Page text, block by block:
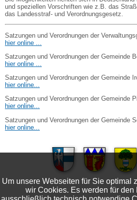
und speziellen Vorschriften wie z.B. das
das Landesstraf- und Verordnungsgesetz.
Satzungen und Verordnungen der
hier online ...
Satzungen und Verordnungen der Gemeinde
hier online ...
Satzungen und Verordnungen der Gemeinde
hier online...
Satzungen und Verordnungen der Gemeinde
hier online...
Satzungen und Verordnungen der Gemeinde
hier online...
Um unsere Webseiten für Sie optimal
wir Cookies. Es werden für den